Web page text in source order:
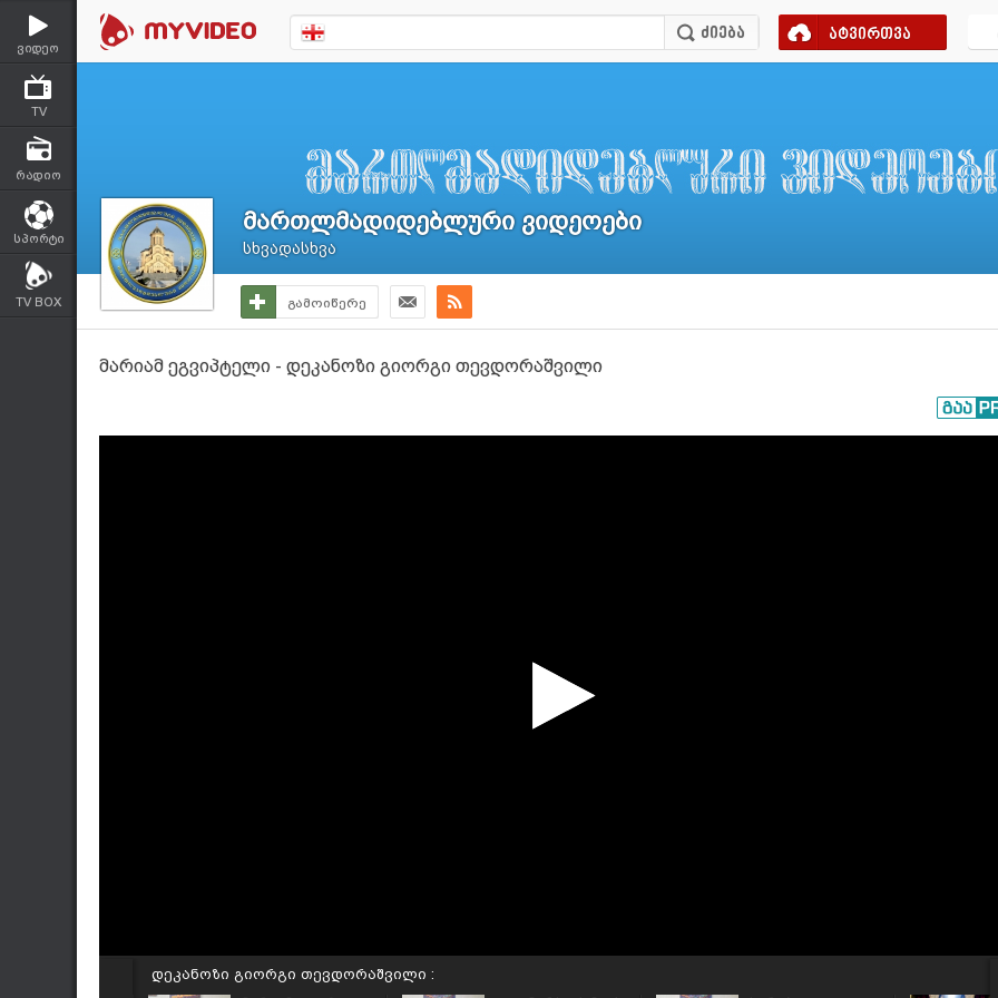
ვიდეო
TV
რადიო
სპორტი
TV BOX
ატვირთვა
მართლმადიდებლური ვიდეოები
სხვადასხვა
გამოიწერე
მარიამ ეგვიპტელი - დეკანოზი გიორგი თევდორაშვილი
დეკანოზი გიორგი თევდორაშვილი :